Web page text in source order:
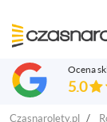
Ocena
5.0
Czasnarolety.pl